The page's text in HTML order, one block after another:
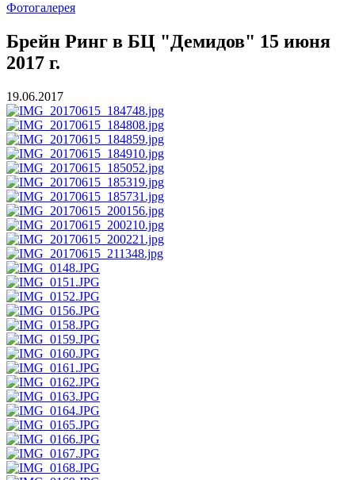
Фотогалерея
Брейн Ринг в БЦ "Демидов" 15 июня
2017 г.
19.06.2017